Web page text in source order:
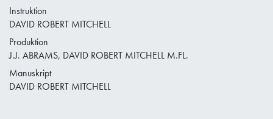
Instruktion
DAVID ROBERT MITCHELL
Produktion
J.J. ABRAMS, DAVID ROBERT MITCHELL M.FL.
Manuskript
DAVID ROBERT MITCHELL